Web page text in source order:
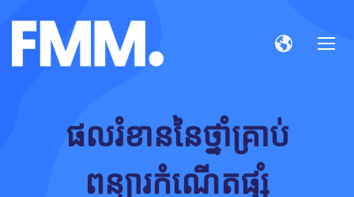
ផលរំខាននៃថ្នាំគ្រាប់
ពន្យារកំណើតផ្សំ